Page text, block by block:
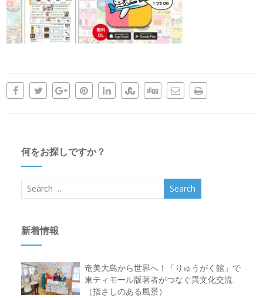
何をお探しですか？
新着情報
奄美大島から世界へ！「りゅうがく館」で
東ティモール版著者がつなぐ異文化交流
（指さしのある風景）